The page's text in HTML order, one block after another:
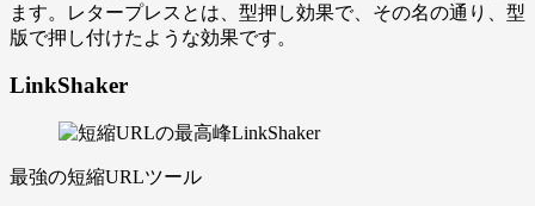
ます。レタープレスとは、型押し効果で、その名の通り、型
版で押し付けたような効果です。
LinkShaker
最強の短縮URLツール